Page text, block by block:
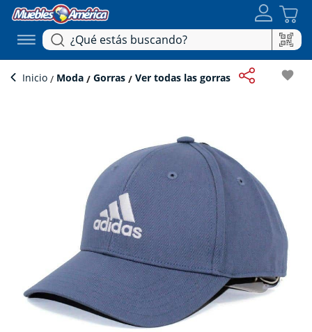
Inicio Moda Gorras Ver todas las gorras favorite